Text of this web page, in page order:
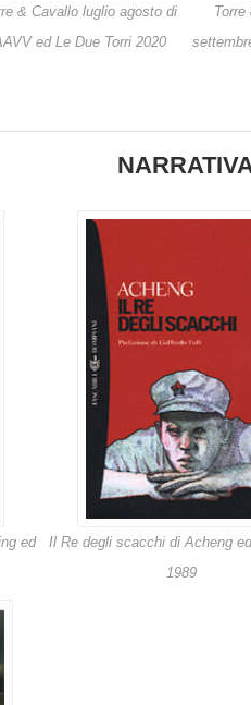
& Cavallo luglio agosto di
ed Le Due Torri 2020
ed
Il Re degli scacchi di Acheng
1989